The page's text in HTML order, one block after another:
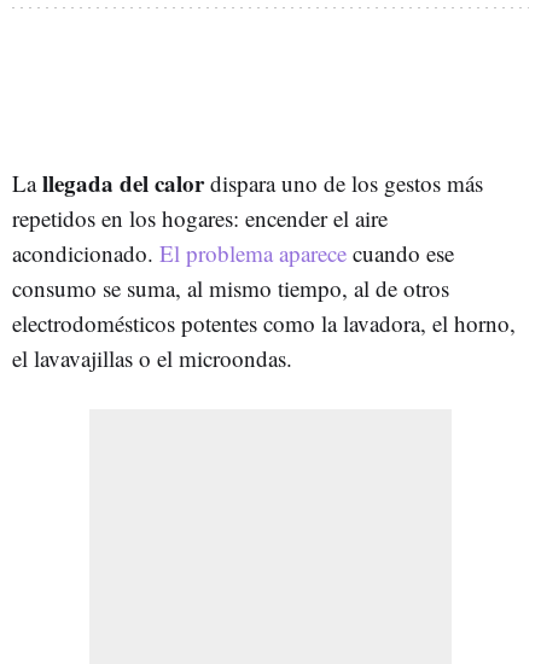
Lallegada del calordispara uno de los gestos más
repetidos en los hogares: encender el aire
acondicionado. El problema aparece cuando ese
consumo se suma, al mismo tiempo, al de otros
electrodomésticos potentes como la lavadora, el horno,
el lavavajillas o el microondas.